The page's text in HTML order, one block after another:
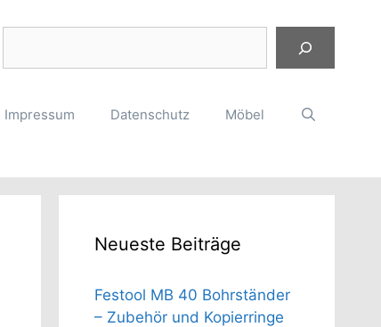
Impressum Datenschutz Möbel
Neueste Beiträge
Festool MB 40 Bohrständer
– Zubehör und Kopierringe